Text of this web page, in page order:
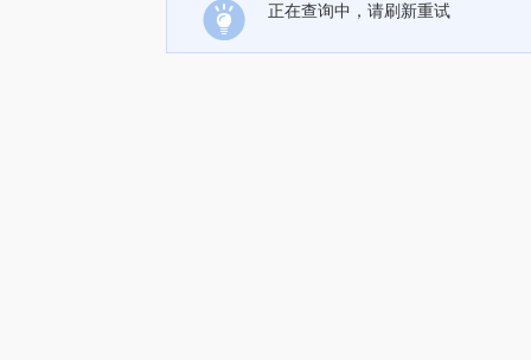
正在查询中，请刷新重试